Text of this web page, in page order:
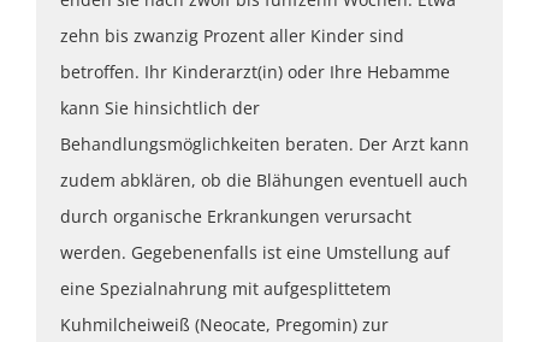
zehn bis zwanzig Prozent aller Kinder sind
betroffen. Ihr Kinderarzt(in) oder Ihre Hebamme
kann Sie hinsichtlich der
Behandlungsmöglichkeiten beraten. Der Arzt kann
zudem abklären, ob die Blähungen eventuell auch
durch organische Erkrankungen verursacht
werden. Gegebenenfalls ist eine Umstellung auf
eine Spezialnahrung mit aufgesplittetem
Kuhmilcheiweiß (Neocate, Pregomin) zur